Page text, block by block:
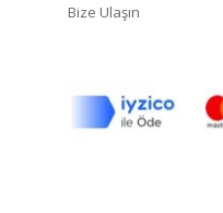
Bize Ulaşın